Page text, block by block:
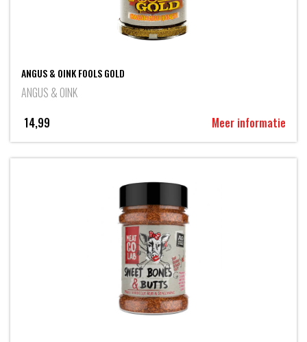
ANGUS & OINK FOOLS GOLD
ANGUS & OINK
14,99
Meer informatie